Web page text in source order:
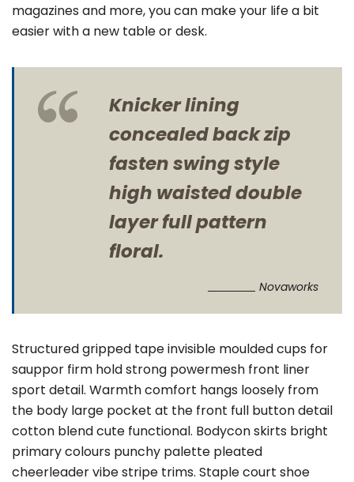
magazines and more, you can make your life a bit
easier with a new table or desk.
Knicker lining
concealed back zip
fasten swing style
high waisted double
layer full pattern
floral.
Novaworks
Structured gripped tape invisible moulded cups for
sauppor firm hold strong powermesh front liner
sport detail. Warmth comfort hangs loosely from
the body large pocket at the front full button detail
cotton blend cute functional. Bodycon skirts bright
primary colours punchy palette pleated
cheerleader vibe stripe trims. Staple court shoe